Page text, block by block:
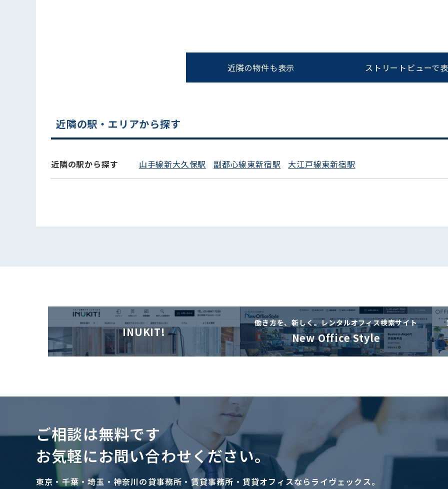
0120-620-213
平日 9:00〜18:00
近隣の物件も表示 ストリートビューで
近隣の駅・エリアから探す
近隣の駅から探す 山手線新大久保駅 副都心線東新宿駅 大江戸線東新宿駅
INUKIT!
働き方を、新しく。レンタルオフィス検索サイト
New Office Style
ご相談は無料です
お気軽にお問い合わせください。
東京・千葉・埼玉・神奈川の貸事務所・賃貸事務所・賃貸オフィスならライヴェックス。